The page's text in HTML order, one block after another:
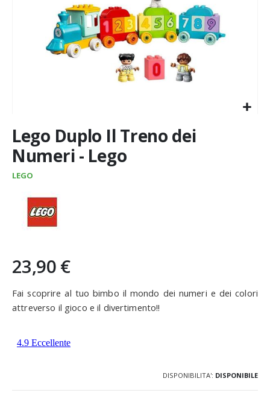
all'inizio
della
galleria
Lego Duplo Il Treno dei
Numeri - Lego
LEGO
23,90 €
Fai scoprire al tuo bimbo il mondo dei numeri e dei colori
attreverso il gioco e il divertimento!!
DISPONIBILITA': DISPONIBILE